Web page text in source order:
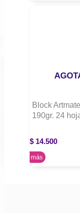
Block
190gr. 24
$ 14.500
Leer más